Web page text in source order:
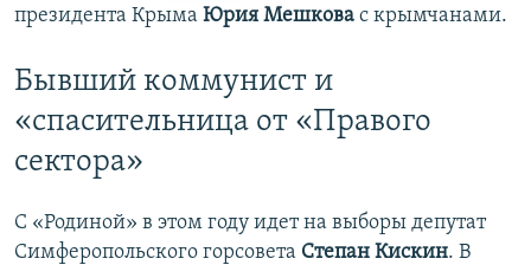
президента Крыма Юрия Мешкова с крымчанами.
Бывший коммунист и
«спасительница от «Правого
сектора»
С «Родиной» в этом году идет на выборы депутат
Симферопольского горсовета Степан Кискин. В